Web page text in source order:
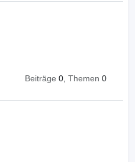
Beiträge 0, Themen 0